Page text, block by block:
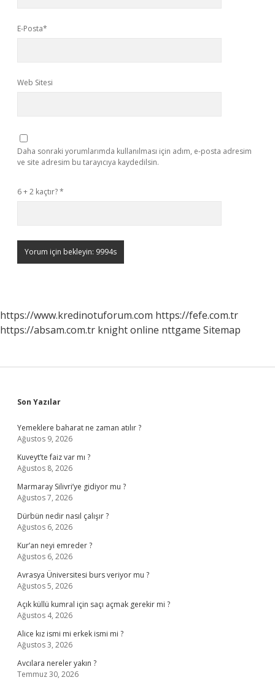
E-Posta*
Web Sitesi
Daha sonraki yorumlarımda kullanılması için adım, e-posta adresim
ve site adresim bu tarayıcıya kaydedilsin.
6 + 2 kaçtır?*
https://www.kredinotuforum.com https://fefe.com.tr
https://absam.com.tr knight online nttgame Sitemap
Sidebar
Son Yazılar
Yemeklere baharat ne zaman atılır ?
Ağustos 9, 2026
Kuveyt’te faiz var mı ?
Ağustos 8, 2026
Marmaray Silivri’ye gidiyor mu ?
Ağustos 7, 2026
Dürbün nedir nasıl çalışır ?
Ağustos 6, 2026
Kur’an neyi emreder ?
Ağustos 6, 2026
Avrasya Üniversitesi burs veriyor mu ?
Ağustos 5, 2026
Açık küllü kumral için saçı açmak gerekir mi ?
Ağustos 4, 2026
Alice kız ismi mi erkek ismi mi ?
Ağustos 3, 2026
Avcılara nereler yakın ?
Temmuz 30, 2026